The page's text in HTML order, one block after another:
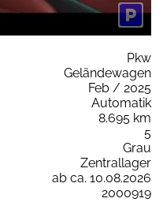
Pkw
Geländewagen
Feb / 2025
Automatik
8.695 km
5
Grau
Zentrallager
ab ca. 10.08.2026
2000919